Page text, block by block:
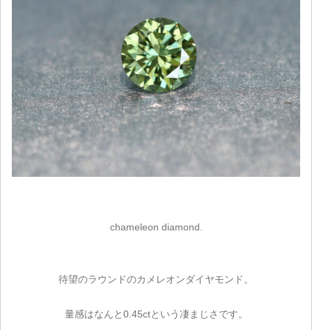
chameleon diamond.
待望のラウンドのカメレオンダイヤモンド。
量感はなんと0.45ctという凄まじさです。